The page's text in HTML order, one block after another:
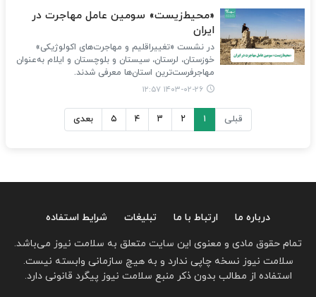
«محیط‌زیست» سومین عامل مهاجرت در
ایران
در نشست «تغییراقلیم و مهاجرت‌های اکولوژیکی»
خوزستان، لرستان، سیستان‌ و بلوچستان و ایلام به‌عنوان
مهاجرفرست‌ترین استان‌ها معرفی شدند.
۱۴۰۳-۰۲-۲۶ ۱۲:۵۷
قبلی ۱ ۲ ۳ ۴ ۵ بعدی
درباره ما ارتباط با ما تبلیغات
شرایط استفاده
تمام حقوق مادی و معنوی این سایت متعلق به سلامت نیوز می‌باشد.
سلامت نیوز نسخه چاپی ندارد و به هیچ سازمانی وابسته نیست.
استفاده از مطالب بدون ذکر منبع سلامت نیوز پیگرد قانونی دارد.